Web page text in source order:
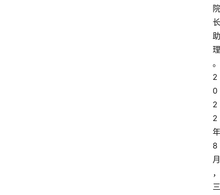
院
长
助
理
。
2
0
2
2
年
8
月
，
三